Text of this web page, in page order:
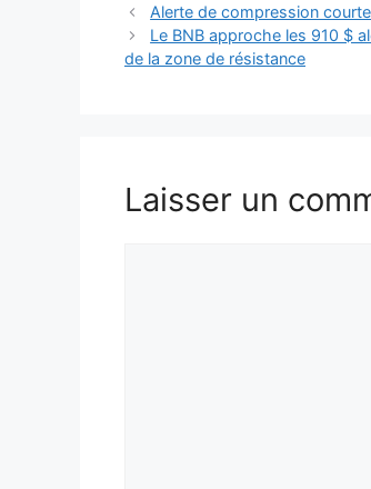
Alerte de compression
Le BNB approche les 910 $
de la zone de résistance
Laisser un